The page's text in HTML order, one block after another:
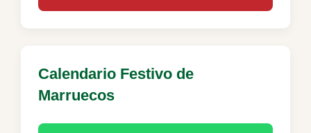
Calendario Festivo de
Marruecos